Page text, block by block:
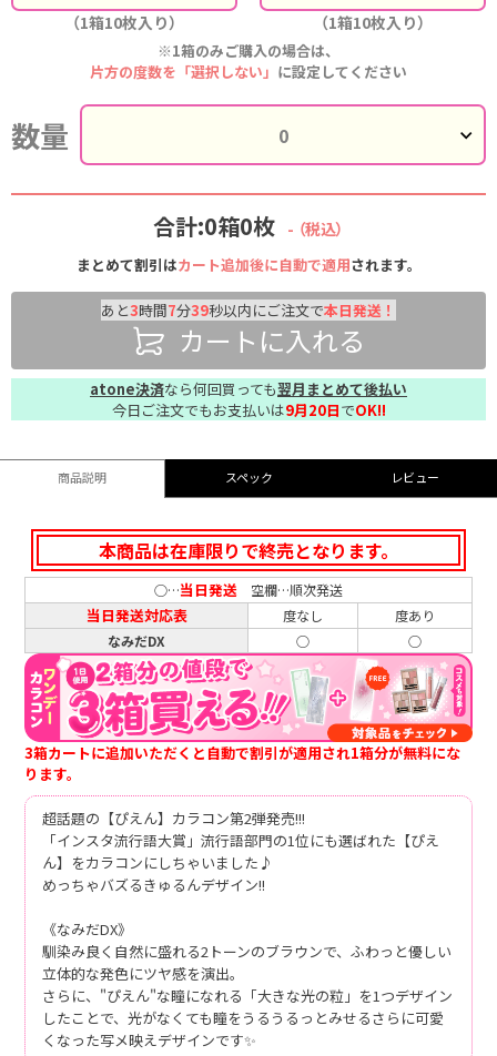
（1箱10枚入り） （1箱10枚入り）
※1箱のみご購入の場合は、
片方の度数を「選択しない」 に設定してください
数量
合計:0箱0枚 - （税込）
まとめて割引はカート追加後に自動で適用されます。
あと3時間7分38秒以内にご注文で本日発送！
カートに入れる
atone決済なら何回買っても翌月まとめて後払い
今日ご注文でもお支払いは9月20日でOK!!
商品説明 スペック レビュー
本商品は在庫限りで終売となります。
○…当日発送 空欄…順次発送
当日発送対応表 度なし
度あり
なみだDX
○ ○
3箱カートに追加いただくと自動で割引が適用され1箱分が無料にな
ります。
超話題の【ぴえん】カラコン第2弾発売!!!
「インスタ流行語大賞」流行語部門の1位にも選ばれた【ぴえ
ん】をカラコンにしちゃいました♪
めっちゃバズるきゅるんデザイン!!
《なみだDX》
馴染み良く自然に盛れる2トーンのブラウンで、ふわっと優しい
立体的な発色にツヤ感を演出。
さらに、"ぴえん"な瞳になれる「大きな光の粒」を1つデザイン
したことで、光がなくても瞳をうるうるっとみせるさらに可愛
くなった写メ映えデザインです✨